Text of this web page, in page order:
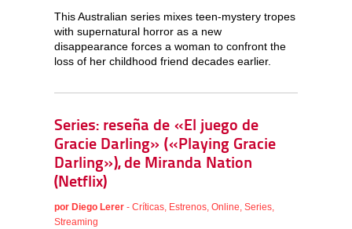
This Australian series mixes teen-mystery tropes
with supernatural horror as a new
disappearance forces a woman to confront the
loss of her childhood friend decades earlier.
Series: reseña de «El juego de
Gracie Darling» («Playing Gracie
Darling»), de Miranda Nation
(Netflix)
por Diego Lerer - Críticas, Estrenos, Online, Series,
Streaming